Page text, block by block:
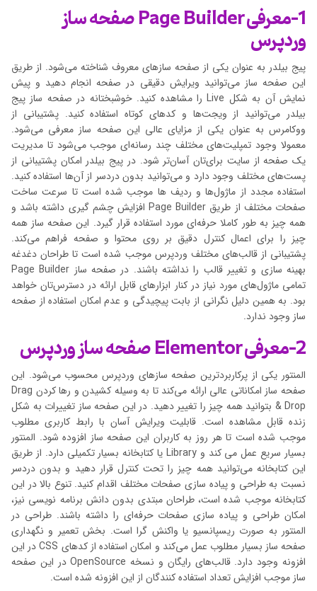
1-معرفی Page Builder صفحه ساز
وردپرس
پیج بیلدر به عنوان یکی از صفحه سازهای معروف شناخته می‌شود. از طریق
این صفحه ساز می‌توانید ویرایش دقیقی در صفحه انجام دهید و پیش
نمایش آن به شکل Live را مشاهده کنید. خوشبختانه در صفحه ساز پیج
بیلدر می‌توانید از ویجت‌ها و کدهای کوتاه استفاده کنید. پشتیبانی از
ووکامرس به عنوان یکی از مزایای عالی این صفحه ساز معرفی می‌شود.
معمولا وجود تمپلیت‌های مختلف چند رسانه‌ای موجب می‌شود تا مدیریت
یک صفحه از سایت برای‌تان آسان‌تر شود. در پیج بیلدر امکان پشتیبانی از
پست‌های مختلف وجود دارد و می‌توانید بدون دردسر از آن‌ها استفاده کنید.
استفاده مجدد از ماژول‌ها و ردیف ها موجب شده است تا سرعت ساخت
صفحات مختلف از طریق Page Builder افزایش چشم گیری داشته باشد و
همه چیز به طور کاملا حرفه‌ای مورد استفاده قرار گیرد. این صفحه ساز همه
چیز را برای اعمال کنترل دقیق بر روی محتوا و صفحه فراهم می‌کند.
پشتیبانی از قالب‌های مختلف وردپرس موجب شده است تا طراحان دغدغه
بهینه سازی و تغییر قالب را نداشته باشند. در صفحه ساز Page Builder
تمامی ماژول‌های مورد نیاز در کنار ابزارهای قابل ارائه در دسترس‌تان خواهد
بود. به همین دلیل نگرانی از بابت پیچیدگی و عدم امکان استفاده از صفحه
ساز وجود ندارد.
2-معرفی Elementor صفحه ساز وردپرس
المنتور یکی از پرکاربردترین صفحه سازهای وردپرس محسوب می‌شود. این
صفحه ساز امکاناتی عالی ارائه می‌کند تا به وسیله کشیدن و رها کردن Drag
& Drop بتوانید همه چیز را تغییر دهید. در این صفحه ساز تغییرات به شکل
زنده قابل مشاهده است. قابلیت ویرایش آسان با رابط کاربری مطلوب
موجب شده است تا هر روز به کاربران این صفحه ساز افزوده شود. المنتور
بسیار سریع عمل می کند و Library یا کتابخانه بسیار تکمیلی دارد. از طریق
این کتابخانه می‌توانید همه چیز را تحت کنترل قرار دهید و بدون دردسر
نسبت به طراحی و پیاده سازی صفحات مختلف اقدام کنید. تنوع بالا در این
کتابخانه موجب شده است، طراحان مبتدی بدون دانش برنامه نویسی نیز،
امکان طراحی و پیاده سازی صفحات حرفه‌ای را داشته باشند. طراحی در
المنتور به صورت ریسپانسیو یا واکنش گرا است. بخش تعمیر و نگهداری
صفحه ساز بسیار مطلوب عمل می‌کند و امکان استفاده از کدهای CSS در این
افزونه وجود دارد. قالب‌های رایگان و نسخه OpenSource در این صفحه
ساز موجب افزایش تعداد استفاده کنندگان از این افزونه شده است.